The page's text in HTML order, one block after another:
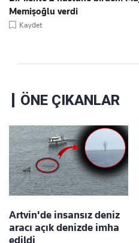
Memişoğlu verdi
Kaydet
ÖNE ÇIKANLAR
Artvin'de insansız deniz
aracı açık denizde imha
edildi